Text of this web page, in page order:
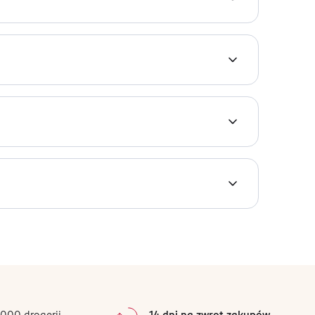
niezapomnianych doznań, stymulując
bezpieczeństwa.
do masażu podczas korzystania z